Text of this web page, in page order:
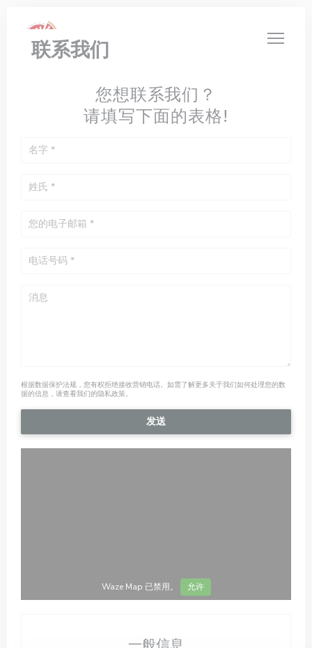
联系我们
您想联系我们？
请填写下面的表格!
根据数据保护法规，您有权拒绝接收营销电话。如需了解更多关于我们如何处理您的数
据的信息，请查看我们的隐私政策。
Waze Map 已禁用。 允许
一般信息